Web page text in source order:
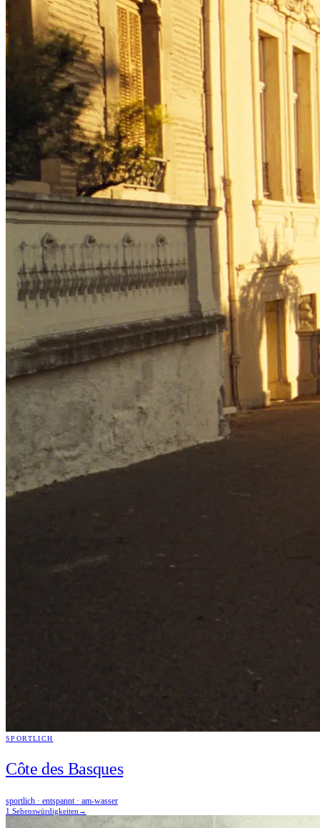
SPORTLICH
Côte des Basques
sportlich · entspannt · am-wasser
1 Sehenswürdigkeiten →